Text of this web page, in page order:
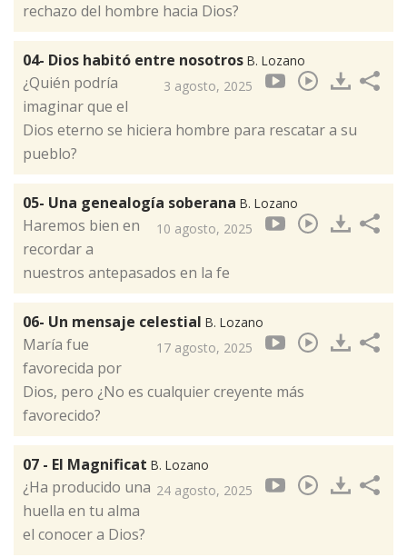
rechazo del hombre hacia Dios?
04- Dios habitó entre nosotros B. Lozano
3 agosto, 2025
¿Quién podría
imaginar que el
Dios eterno se hiciera hombre para rescatar a su
pueblo?
05- Una genealogía soberana B. Lozano
10 agosto, 2025
Haremos bien en
recordar a
nuestros antepasados en la fe
06- Un mensaje celestial B. Lozano
17 agosto, 2025
María fue
favorecida por
Dios, pero ¿No es cualquier creyente más
favorecido?
07 - El Magnificat B. Lozano
24 agosto, 2025
¿Ha producido una
huella en tu alma
el conocer a Dios?